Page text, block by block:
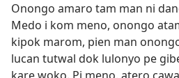
Onongo amaro tam man ni
Medo i kom meno, onongo
kipok marom, pien man
lucan tutwal dok lulonyo pe